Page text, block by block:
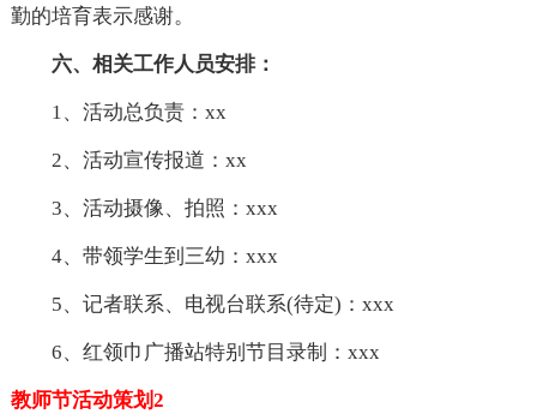
勤的培育表示感谢。
六、相关工作人员安排：
1、活动总负责：xx
2、活动宣传报道：xx
3、活动摄像、拍照：xxx
4、带领学生到三幼：xxx
5、记者联系、电视台联系(待定)：xxx
6、红领巾广播站特别节目录制：xxx
教师节活动策划2